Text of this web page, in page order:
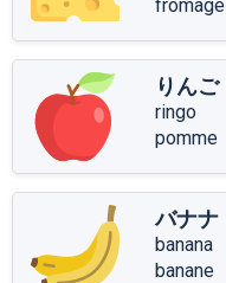
fromage
りんご
ringo
pomme
バナナ
banana
banane